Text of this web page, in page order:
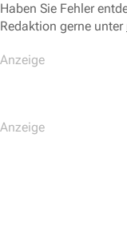
Haben Sie Fehler
Redaktion gerne unter